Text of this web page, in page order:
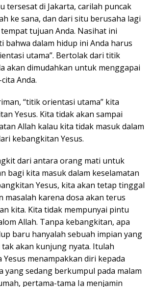
tersesat di Jakarta, carilah puncak
ke sana, dan dari situ berusaha lagi
tujuan Anda. Nasihat ini
bahwa dalam hidup ini Anda harus
utama”. Bertolak dari titik
akan dimudahkan untuk menggapai
Anda.
“titik orientasi utama” kita
Yesus. Kita tidak akan sampai
Allah kalau kita tidak masuk dalam
kebangkitan Yesus.
dari antara orang mati untuk
bagi kita masuk dalam keselamatan
Yesus, kita akan tetap tinggal
masalah karena dosa akan terus
kita. Kita tidak mempunyai pintu
Allah. Tanpa kebangkitan, apa
baru hanyalah sebuah impian yang
akan kunjung nyata. Itulah
Yesus menampakkan diri kepada
yang sedang berkumpul pada malam
pertama-tama Ia menjamin